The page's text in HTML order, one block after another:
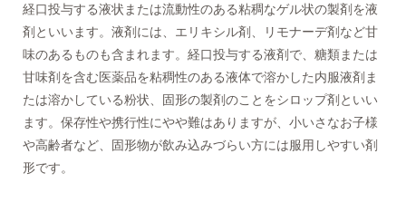
経口投与する液状または流動性のある粘稠なゲル状の製剤を液
剤といいます。液剤には、エリキシル剤、リモナーデ剤など甘
味のあるものも含まれます。経口投与する液剤で、糖類または
甘味剤を含む医薬品を粘稠性のある液体で溶かした内服液剤ま
たは溶かしている粉状、固形の製剤のことをシロップ剤といい
ます。保存性や携行性にやや難はありますが、小いさなお子様
や高齢者など、固形物が飲み込みづらい方には服用しやすい剤
形です。